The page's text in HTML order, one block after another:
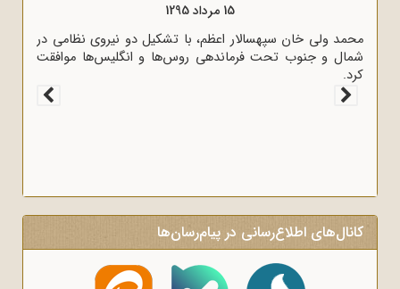
15 مرداد 1295
محمد ولی خان سپهسالار اعظم، با تشکیل دو نیروی نظامی در
شمال و جنوب تحت فرماندهی روس‌ها و انگلیس‌ها موافقت
کرد.
کانال‌های اطلاع‌رسانی در پیام‌رسان‌ها